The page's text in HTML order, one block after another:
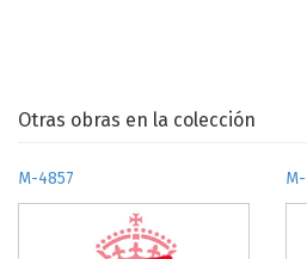
Otras obras en la colección
M-4857